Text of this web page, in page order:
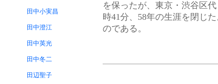
を保ったが、東京・渋谷区
時41分、58年の生涯を閉じ
のである。
田中小実昌
田中澄江
田中英光
田中冬二
田辺聖子